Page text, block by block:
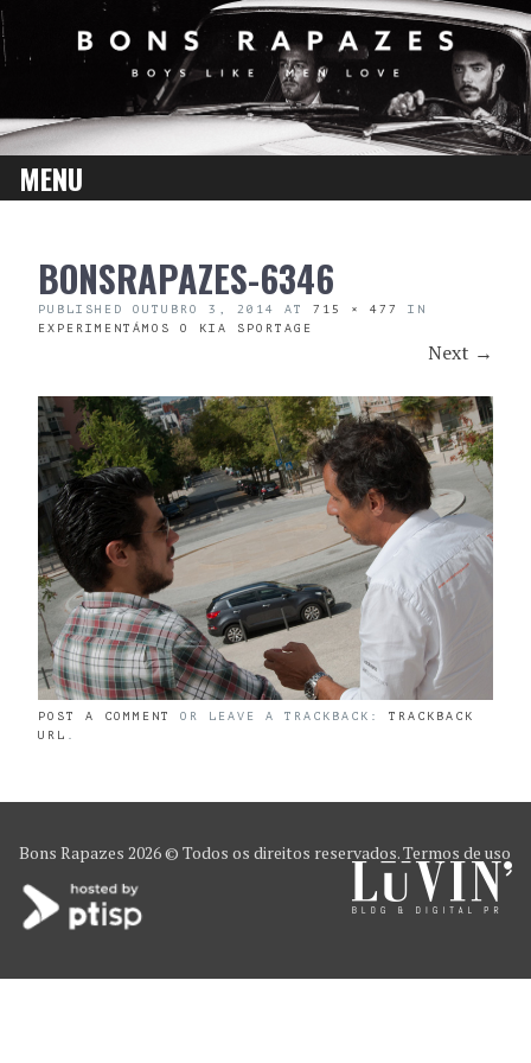
MENU
CONTENTBONSRAPAZES-6346
PUBLISHED OUTUBRO 3, 2014 AT 715 × 477
IN
EXPERIMENTÁMOS O KIA SPORTAGE
Next →
POST A COMMENT OR LEAVE A TRACKBACK: TRACKBACK
URL
Bons Rapazes 2026 © Todos os direitos reservados.Termos de uso